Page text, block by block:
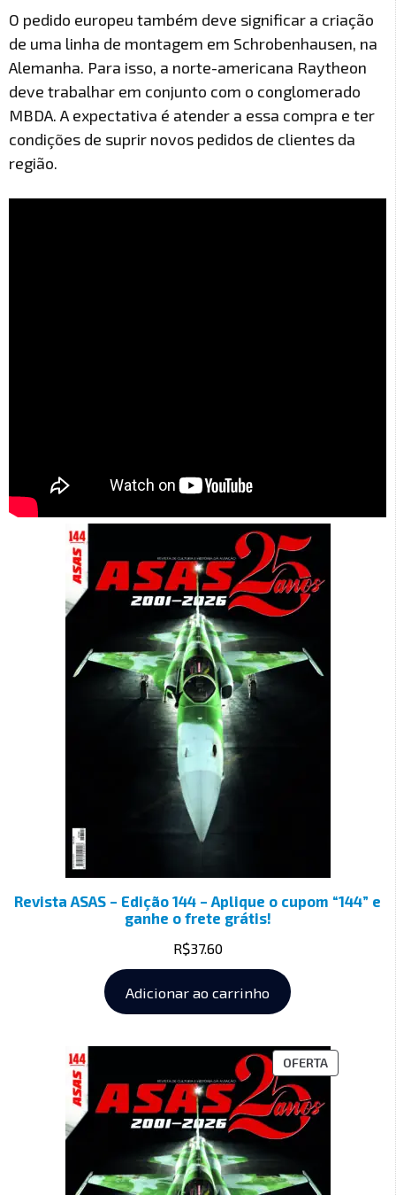
O pedido europeu também deve significar a criação
de uma linha de montagem em Schrobenhausen, na
Alemanha. Para isso, a norte-americana Raytheon
deve trabalhar em conjunto com o conglomerado
MBDA. A expectativa é atender a essa compra e ter
condições de suprir novos pedidos de clientes da
região.
Revista ASAS – Edição 144 – Aplique o cupom “144” e
ganhe o frete grátis!
R$37.60
Adicionar ao carrinho
OFERTA